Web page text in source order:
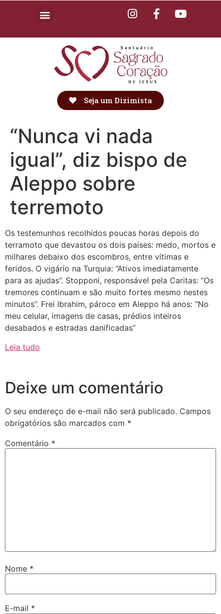
Seja um Dizimista
“Nunca vi nada
igual”, diz bispo de
Aleppo sobre
terremoto
Os testemunhos recolhidos poucas horas depois do
terramoto que devastou os dois países: medo, mortos e
milhares debaixo dos escombros, entre vítimas e
feridos. O vigário na Turquia: “Ativos imediatamente
para as ajudas”. Stopponi, responsável pela Caritas: “Os
tremores continuam e são muito fortes mesmo nestes
minutos”. Frei Ibrahim, pároco em Aleppo há anos: “No
meu celular, imagens de casas, prédios inteiros
desabados e estradas danificadas”
Leia tudo
Deixe um comentário
O seu endereço de e-mail não será publicado. Campos
obrigatórios são marcados com *
Comentário *
Nome *
E-mail *